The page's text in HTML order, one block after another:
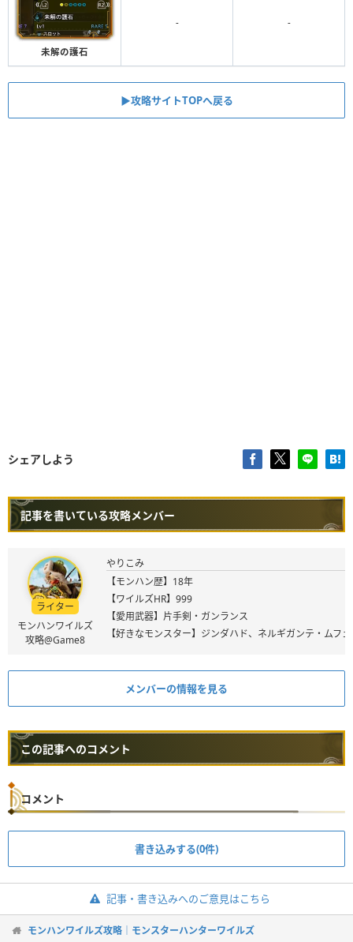
未解の護石
- -
▶︎攻略サイトTOPへ戻る
シェアしよう
記事を書いている攻略メンバー
ライター
モンハンワイルズ
攻略@Game8
やりこみ
【モンハン歴】18年
【ワイルズHR】999
【愛用武器】片手剣・ガンランス
【好きなモンスター】ジンダハド、ネルギガンテ・ムフ
メンバーの情報を見る
この記事へのコメント
コメント
書き込みする(0件)
記事・書き込みへのご意見はこちら
モンハンワイルズ攻略｜モンスターハンターワイルズ